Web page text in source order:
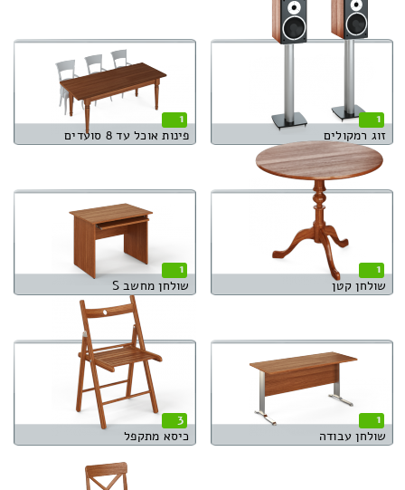
1
זוג רמקולים
1
פינות אוכל עד 8 סועדים
1
שולחן קטן
1
שולחן מחשב S
1
שולחן עבודה
3
כיסא מתקפל